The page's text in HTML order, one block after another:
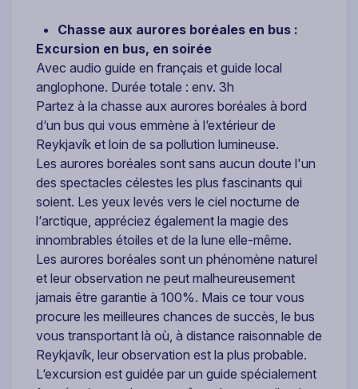
Chasse aux aurores boréales en bus :
Excursion en bus, en soirée
Avec audio guide en français et guide local
anglophone. Durée totale : env. 3h
Partez à la chasse aux aurores boréales à bord
d‘un bus qui vous emmène à l‘extérieur de
Reykjavík et loin de sa pollution lumineuse.
Les aurores boréales sont sans aucun doute l'un
des spectacles célestes les plus fascinants qui
soient. Les yeux levés vers le ciel nocturne de
l‘arctique, appréciez également la magie des
innombrables étoiles et de la lune elle-même.
Les aurores boréales sont un phénomène naturel
et leur observation ne peut malheureusement
jamais être garantie à 100%. Mais ce tour vous
procure les meilleures chances de succès, le bus
vous transportant là où, à distance raisonnable de
Reykjavík, leur observation est la plus probable.
L‘excursion est guidée par un guide spécialement